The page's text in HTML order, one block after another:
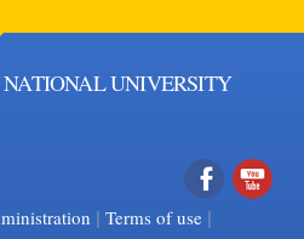
UNIVERSITY
Facebook
| Terms of use |